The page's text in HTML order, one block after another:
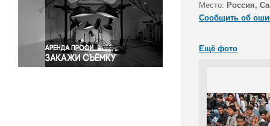
Спорт
Экология
Экономика и бизнес
Место: Россия,
Сообщить об
Ещё фото